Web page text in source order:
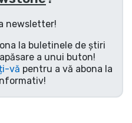
newsletter!
la buletinele de știri
a unui buton!
vă pentru a vă abona la